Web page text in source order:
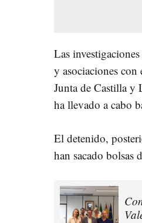
Las
y asociaciones
Junta de Castilla y
ha llevado a cabo
El detenido,
han sacado bolsas